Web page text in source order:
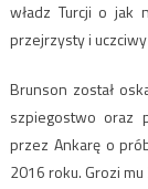
władz Turcji o jak
przejrzysty i
Brunson został
szpiegostwo oraz
przez Ankarę o
2016 roku. Grozi